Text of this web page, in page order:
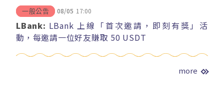
一般公告 08/05 17:00
LBank: LBank 上線「首次邀請，即刻有獎」活
動，每邀請一位好友賺取 50 USDT
more